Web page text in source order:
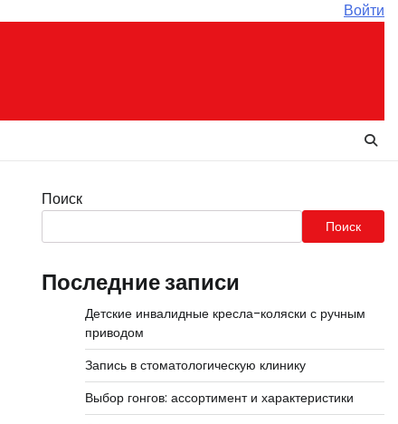
Войти
Поиск
Поиск
Последние записи
Детские инвалидные кресла-коляски с ручным
приводом
Запись в стоматологическую клинику
Выбор гонгов: ассортимент и характеристики